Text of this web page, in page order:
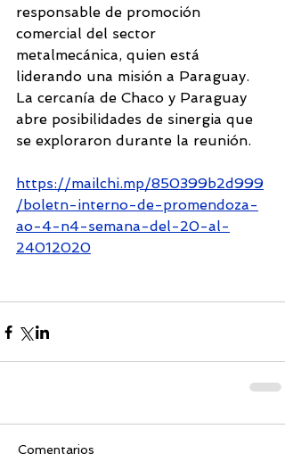
responsable de promoción
comercial del sector
metalmecánica, quien está
liderando una misión a Paraguay.
La cercanía de Chaco y Paraguay
abre posibilidades de sinergia que
se exploraron durante la reunión.
https://mailchi.mp/850399b2d999
/boletn-interno-de-promendoza-
ao-4-n4-semana-del-20-al-
24012020
Comentarios